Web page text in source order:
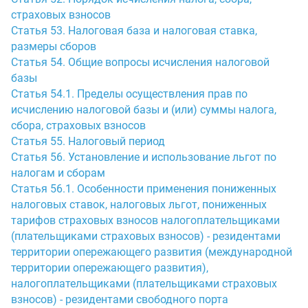
страховых взносов
Статья 53. Налоговая база и налоговая ставка,
размеры сборов
Статья 54. Общие вопросы исчисления налоговой
базы
Статья 54.1. Пределы осуществления прав по
исчислению налоговой базы и (или) суммы налога,
сбора, страховых взносов
Статья 55. Налоговый период
Статья 56. Установление и использование льгот по
налогам и сборам
Статья 56.1. Особенности применения пониженных
налоговых ставок, налоговых льгот, пониженных
тарифов страховых взносов налогоплательщиками
(плательщиками страховых взносов) - резидентами
территории опережающего развития (международной
территории опережающего развития),
налогоплательщиками (плательщиками страховых
взносов) - резидентами свободного порта